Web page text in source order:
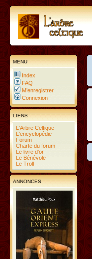
MENU
Index
FAQ
M’enregistrer
Connexion
LIENS
L'Arbre Celtique
L'encyclopédie
Forum
Charte du forum
Le livre d'or
Le Bénévole
Le Troll
ANNONCES